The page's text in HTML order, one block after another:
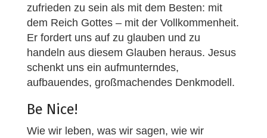
zufrieden zu sein als mit dem Besten: mit
dem Reich Gottes – mit der Vollkommenheit.
Er fordert uns auf zu glauben und zu
handeln aus diesem Glauben heraus. Jesus
schenkt uns ein aufmunterndes,
aufbauendes, großmachendes Denkmodell.
Be Nice!
Wie wir leben, was wir sagen, wie wir